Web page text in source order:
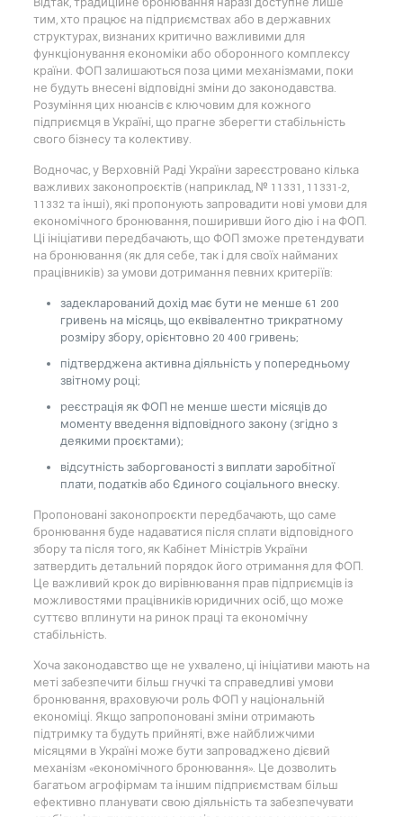
Відтак, традиційне бронювання наразі доступне лише
тим, хто працює на підприємствах або в державних
структурах, визнаних критично важливими для
функціонування економіки або оборонного комплексу
країни. ФОП залишаються поза цими механізмами, поки
не будуть внесені відповідні зміни до законодавства.
Розуміння цих нюансів є ключовим для кожного
підприємця в Україні, що прагне зберегти стабільність
свого бізнесу та колективу.
Водночас, у Верховній Раді України зареєстровано кілька
важливих законопроєктів (наприклад, № 11331, 11331-2,
11332 та інші), які пропонують запровадити нові умови для
економічного бронювання, поширивши його дію і на ФОП.
Ці ініціативи передбачають, що ФОП зможе претендувати
на бронювання (як для себе, так і для своїх найманих
працівників) за умови дотримання певних критеріїв:
задекларований дохід має бути не менше 61 200
гривень на місяць, що еквівалентно трикратному
розміру збору, орієнтовно 20 400 гривень;
підтверджена активна діяльність у попередньому
звітному році;
реєстрація як ФОП не менше шести місяців до
моменту введення відповідного закону (згідно з
деякими проєктами);
відсутність заборгованості з виплати заробітної
плати, податків або Єдиного соціального внеску.
Пропоновані законопроєкти передбачають, що саме
бронювання буде надаватися після сплати відповідного
збору та після того, як Кабінет Міністрів України
затвердить детальний порядок його отримання для ФОП.
Це важливий крок до вирівнювання прав підприємців із
можливостями працівників юридичних осіб, що може
суттєво вплинути на ринок праці та економічну
стабільність.
Хоча законодавство ще не ухвалено, ці ініціативи мають на
меті забезпечити більш гнучкі та справедливі умови
бронювання, враховуючи роль ФОП у національній
економіці. Якщо запропоновані зміни отримають
підтримку та будуть прийняті, вже найближчими
місяцями в Україні може бути запроваджено дієвий
механізм «економічного бронювання». Це дозволить
багатьом агрофірмам та іншим підприємствам більш
ефективно планувати свою діяльність та забезпечувати